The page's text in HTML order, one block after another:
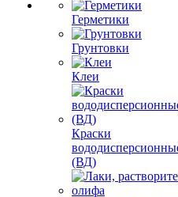
Герметики
Грунтовки
Клеи
Краски
(ВД)